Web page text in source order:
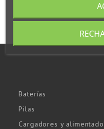
Baterías
Pilas
Cargadores y